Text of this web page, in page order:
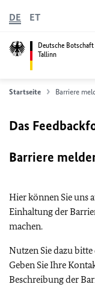
Deutsche Botschaft
Tallinn
DE ET
Startseite Barriere
Das
Barriere
Hier können Sie uns
Einhaltung der
machen.
Nutzen Sie dazu bitte
Geben Sie Ihre
Beschreibung der